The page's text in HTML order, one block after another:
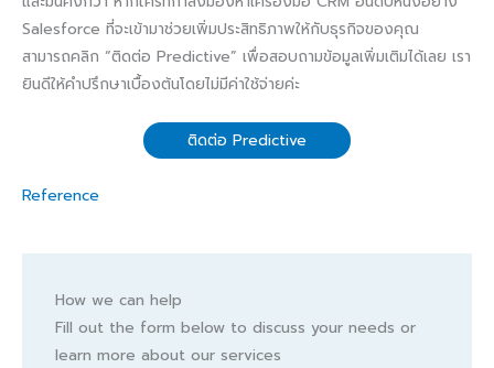
Salesforce ที่จะเข้ามาช่วยเพิ่มประสิทธิภาพให้กับธุรกิจของคุณ
สามารถคลิก “ติดต่อ Predictive” เพื่อสอบถามข้อมูลเพิ่มเติมได้เลย เรา
ยินดีให้คำปรึกษาเบื้องต้นโดยไม่มีค่าใช้จ่ายค่ะ
ติดต่อ Predictive
Reference
How we can help
Fill out the form below to discuss your needs or
learn more about our services